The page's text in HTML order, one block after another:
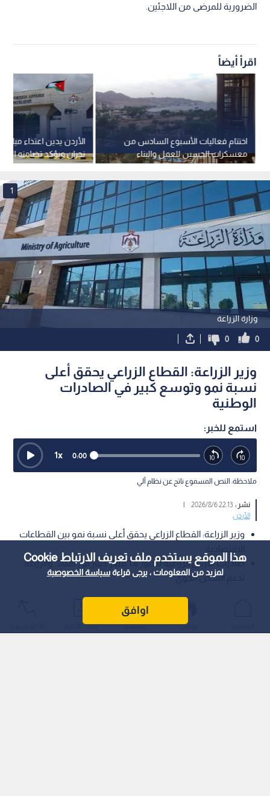
هذا الموقع يستخدم ملف تعريف الارتباط Cookie
لمزيد من المعلومات ، يرجى قراءةسياسة الخصوصية
اوافق
الضرورية للمرضى من اللاجئين.
اقرأ أيضاً
الأردن يدين اعتداء
نجران ويؤكد تضامنه
السعودية
اختتام فعاليات الأسبوع السادس من
معسكرات الحسين للعمل والبناء
بالعقبة لعام 2026
وزارة الزراعة
1
0
0
وزير الزراعة: القطاع الزراعي يحقق أعلى
نسبة نمو وتوسع كبير في الصادرات
الوطنية
استمع للخبر:
0:00
1x
ملاحظة: النص المسموع ناتج عن نظام آلي
نشر :22:13 2026/8/6
الأردن
وزير الزراعة: القطاع الزراعي يحقق أعلى نسبة نمو بين القطاعات
صادرات الأردن الزراعية تتجاوز 1.8 مليار دينار في 2026.. والزراعة
تدعم الشحن الجوي
أكد وزير الزراعة الدكتور صائب خريسات أن المزارع الأردني يشكل
ركيزة أساسية من ركائز الأمن الغذائي، مشيرا إلى أن القطاع الزراعي
حقق رغم التحديات أعلى نسبة نمو مع نهاية عام 2025 وحتى الربع
عواجل المباشر أحدث الأخبار